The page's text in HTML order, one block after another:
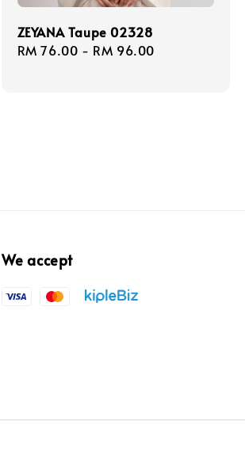
ZEYANA Taupe 02328
Regular
RM 76.00 - RM 96.00
We accept